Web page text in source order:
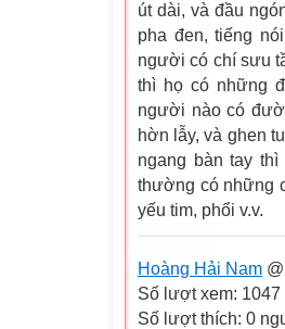
út dài, và đầu
pha đen, tiếng
người có chí sưu
thì họ có những
người nào có
hờn lẫy, và ghen
ngang bàn tay
thường có những
yếu tim, phổi v.v.
Hoàng Hải Nam
Số lượt xem: 1047
Số lượt thích: 0